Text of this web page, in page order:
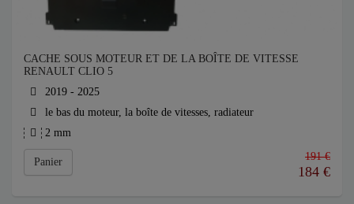
CACHE SOUS MOTEUR ET DE LA BOÎTE DE VITESSE
RENAULT CLIO 5
2019 - 2025
le bas du moteur, la boîte de vitesses, radiateur
2 mm
Panier 191 €
184 €